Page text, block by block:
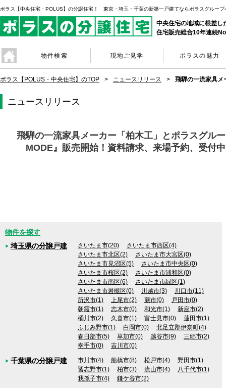
ポラス【中央住宅・POLUS】の分譲住宅！ 東京・埼玉・千葉の新築一戸建てならポラスグループ
中央住宅の地域に根差し
住宅販売総合10年連続
物件検索 現地ご見学 ポラスの魅力
ポラス【POLUS・中央住宅】のTOP ニュースリリース 飛騨の一流家具メ
ニュースリリース
飛騨の一流家具メーカー「柏木工」とポラスグル
MODE』販売開始！資料請求、来場予約、受付
物件を探す
埼玉県の分譲戸建
さいたま市(20)
さいたま市西区(4)
さいたま市北区(2)
さいたま市大宮区(0)
さいたま市見沼区(5)
さいたま市中央区(0)
さいたま市桜区(2)
さいたま市浦和区(0)
さいたま市南区(6)
さいたま市緑区(1)
さいたま市岩槻区(0)
川越市(3)
川口市(11)
所沢市(1)
上尾市(2) 蕨市(0)
戸田市(0)
朝霞市(1)
志木市(0) 和光市(1)
新座市(2)
桶川市(2)
久喜市(1) 富士見市(0)
蓮田市(1)
ふじみ野市(1)
白岡市(0)
北足立郡伊奈町(4)
春日部市(5)
草加市(0) 越谷市(9)
三郷市(2)
幸手市(0)
吉川市(0)
千葉県の分譲戸建 市川市(4) 船橋市(8) 松戸市(4)
野田市(1)
習志野市(1)
柏市(3) 流山市(4)
八千代市(1)
我孫子市(4)
鎌ケ谷市(2)